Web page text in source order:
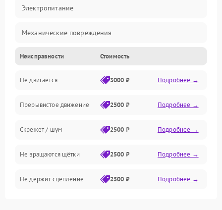
Электропитание
Механические повреждения
Электроника
Управление
Электрика
Программное обеспечение
Электрика/Механические
Неисправности Стоимость
Не двигается 3000 ₽ Подробнее →
Прерывистое движение 2500 ₽ Подробнее →
Скрежет / шум 2500 ₽ Подробнее →
Не вращаются щётки 2500 ₽ Подробнее →
Не держит сцепление 2500 ₽ Подробнее →